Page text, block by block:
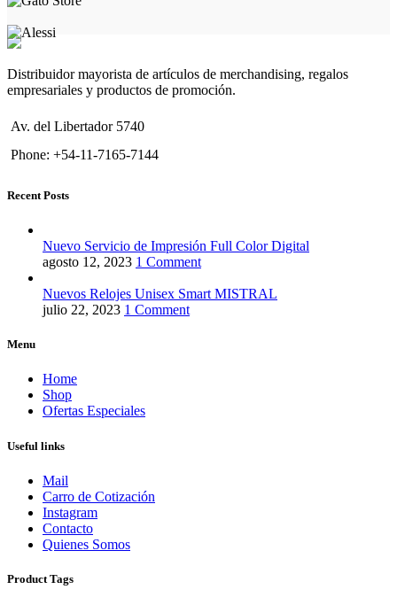
Distribuidor mayorista de artículos de merchandising, regalos
empresariales y productos de promoción.
Av. del Libertador 5740
Phone: +54-11-7165-7144
Recent Posts
Nuevo Servicio de Impresión Full Color Digital
agosto 12, 2023 1 Comment
Nuevos Relojes Unisex Smart MISTRAL
julio 22, 2023 1 Comment
Menu
Home
Shop
Ofertas Especiales
Useful links
Mail
Carro de Cotización
Instagram
Contacto
Quienes Somos
Product Tags